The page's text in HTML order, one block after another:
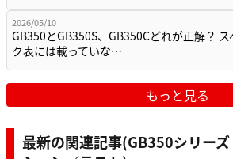
2026/05/10
GB350とGB350S、GB350Cどれが正解？ ス
ク表には載っていな…
もっと見る
最新の関連記事(GB350シリーズ